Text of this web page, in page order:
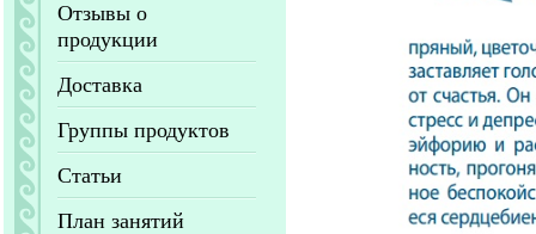
Отзывы о
продукции
Доставка
Группы продуктов
Статьи
План занятий